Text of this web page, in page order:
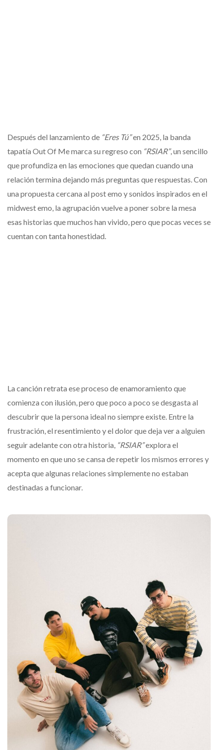
Después del lanzamiento de “Eres Tú”en 2025, la banda
tapatía Out Of Me marca su regreso con “RSIAR”, un sencillo
que profundiza en las emociones que quedan cuando una
relación termina dejando más preguntas que respuestas. Con
una propuesta cercana al post emo y sonidos inspirados en el
midwest emo, la agrupación vuelve a poner sobre la mesa
esas historias que muchos han vivido, pero que pocas veces se
cuentan con tanta honestidad.
La canción retrata ese proceso de enamoramiento que
comienza con ilusión, pero que poco a poco se desgasta al
descubrir que la persona ideal no siempre existe. Entre la
frustración, el resentimiento y el dolor que deja ver a alguien
seguir adelante con otra historia, “RSIAR”explora el
momento en que uno se cansa de repetir los mismos errores y
acepta que algunas relaciones simplemente no estaban
destinadas a funcionar.